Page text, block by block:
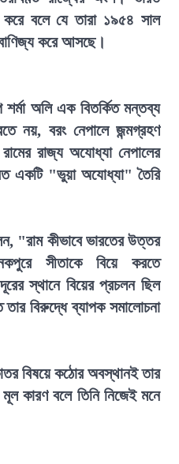
বলে যে তারা ১৯৫৪ সাল
বাণিজ্য করে আসছে।
অলি এক বিতর্কিত মন্তব্য
নয়, বরং নেপালে জন্মগ্রহণ
রাজ্য অযোধ্যা নেপালের
একটি "ভুয়া অযোধ্যা" তৈরি
"রাম কীভাবে ভারতের উত্তর
সীতাকে বিয়ে করতে
স্থানে বিয়ের প্রচলন ছিল
বিরুদ্ধে ব্যাপক সমালোচনা
বিষয়ে কঠোর অবস্থানই তার
মূল কারণ বলে তিনি নিজেই মনে